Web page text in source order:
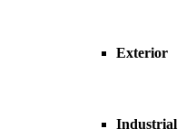
Exterior
Industrial